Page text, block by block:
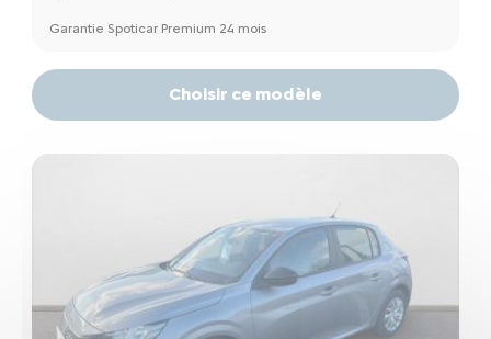
Garantie Spoticar Premium 24 mois
Choisir ce modèle